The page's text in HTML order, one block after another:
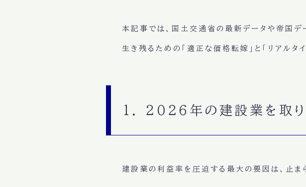
本記事では、国土交通省の最新データや帝国
生き残るための「適正な価格転嫁」と「リアル
1. 2026年の建設業を取り
建設業の利益率を圧迫する最大の要因は、止ま